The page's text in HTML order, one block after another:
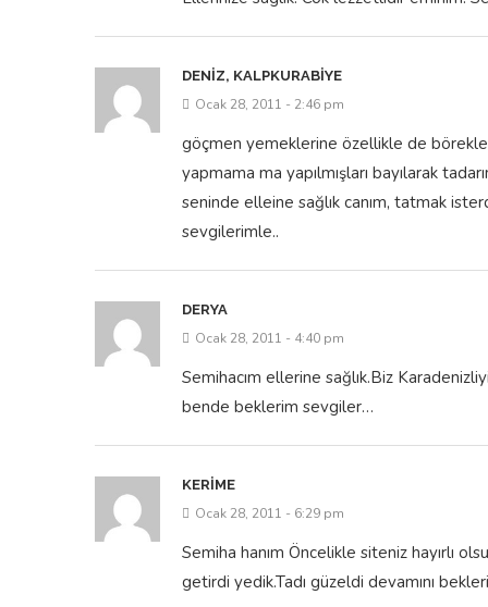
Ocak 28, 2011 - 2:46 pm
yapmama ma yapılmışları bayılarak
seninde elleine sağlık canım, tatmak
sevgilerimle..
Ocak 28, 2011 - 4:40 pm
bende beklerim sevgiler…
Ocak 28, 2011 - 6:29 pm
getirdi yedik.Tadı güzeldi devamını